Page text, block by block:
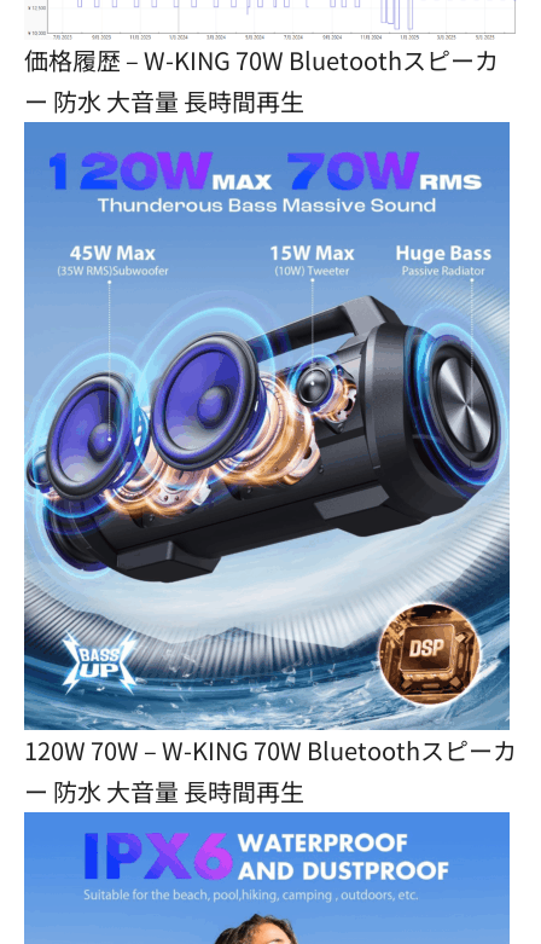
価格履歴 – W-KING 70W Bluetoothスピーカ
ー 防水 大音量 長時間再生
120W 70W – W-KING 70W Bluetoothスピーカ
ー 防水 大音量 長時間再生